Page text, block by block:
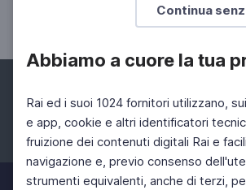
Continua
Abbiamo a cuore la tua
Rai ed i suoi 1024 fornitori utilizzano,
e app, cookie e altri identificatori
fruizione dei contenuti digitali Rai e
navigazione e, previo consenso
strumenti equivalenti, anche di terzi,
La necessità della parola poetica
Facebook Instagram